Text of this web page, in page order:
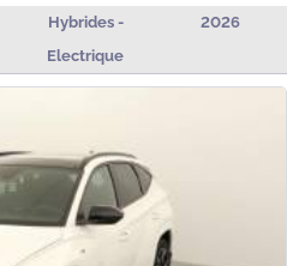
Hybrides -
Electrique
2026